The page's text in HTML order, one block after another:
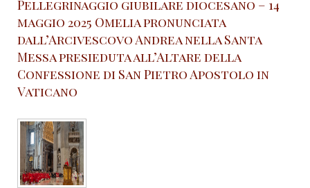
Pellegrinaggio giubilare diocesano – 14
maggio 2025 Omelia pronunciata
dall’Arcivescovo Andrea nella Santa
Messa presieduta all’Altare della
Confessione di San Pietro Apostolo in
Vaticano